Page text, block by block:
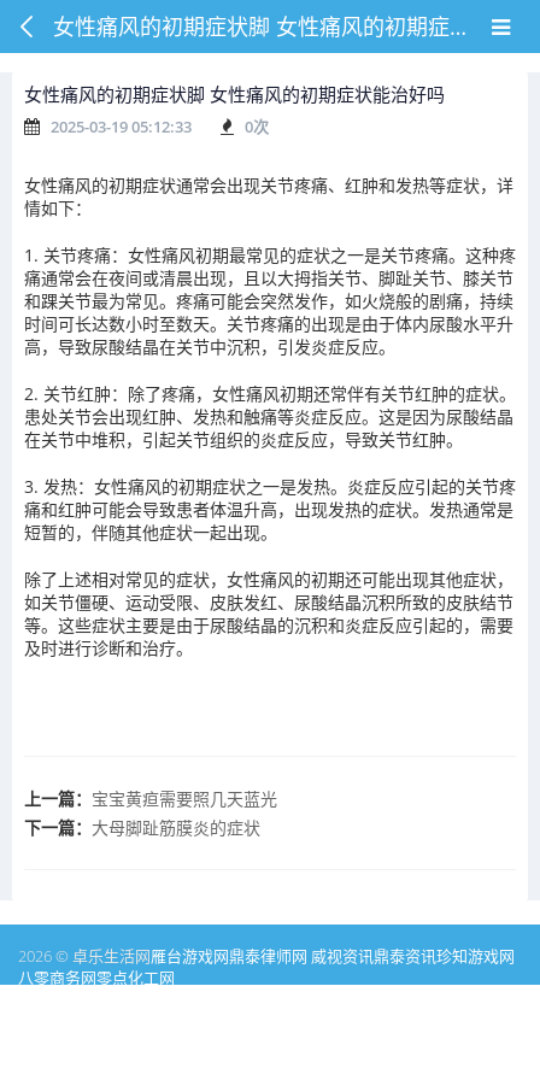
女性痛风的初期症状脚 女性痛风的初期症状能治好吗
女性痛风的初期症状脚 女性痛风的初期症状能治好吗
2025-03-19 05:12:33 0次
女性痛风的初期症状通常会出现关节疼痛、红肿和发热等症状，详
情如下：
1. 关节疼痛：女性痛风初期最常见的症状之一是关节疼痛。这种疼
痛通常会在夜间或清晨出现，且以大拇指关节、脚趾关节、膝关节
和踝关节最为常见。疼痛可能会突然发作，如火烧般的剧痛，持续
时间可长达数小时至数天。关节疼痛的出现是由于体内尿酸水平升
高，导致尿酸结晶在关节中沉积，引发炎症反应。
2. 关节红肿：除了疼痛，女性痛风初期还常伴有关节红肿的症状。
患处关节会出现红肿、发热和触痛等炎症反应。这是因为尿酸结晶
在关节中堆积，引起关节组织的炎症反应，导致关节红肿。
3. 发热：女性痛风的初期症状之一是发热。炎症反应引起的关节疼
痛和红肿可能会导致患者体温升高，出现发热的症状。发热通常是
短暂的，伴随其他症状一起出现。
除了上述相对常见的症状，女性痛风的初期还可能出现其他症状，
如关节僵硬、运动受限、皮肤发红、尿酸结晶沉积所致的皮肤结节
等。这些症状主要是由于尿酸结晶的沉积和炎症反应引起的，需要
及时进行诊断和治疗。
上一篇： 宝宝黄疸需要照几天蓝光
下一篇： 大母脚趾筋膜炎的症状
2026 © 卓乐生活网雁台游戏网鼎泰律师网 威视资讯鼎泰资讯珍知游戏网
八零商务网零点化工网